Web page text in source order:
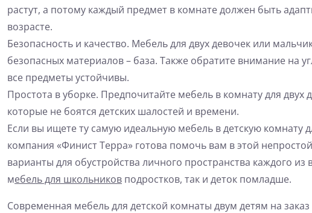
растут, а потому каждый предмет в комнате должен быть
возрасте.
Безопасность и качество. Мебель для двух девочек или
безопасных материалов – база. Также обратите внимание на
все предметы устойчивы.
Простота в уборке. Предпочитайте мебель в комнату для двух
которые не боятся детских шалостей и времени.
Если вы ищете ту самую идеальную мебель в детскую комнату
компания «Финист Терра» готова помочь вам в этой
варианты для обустройства личного пространства каждого
мебель для школьников подростков, так и деток помладше.
Современная мебель для детской комнаты двум детям на заказ